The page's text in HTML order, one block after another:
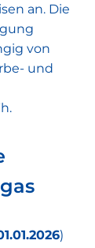
an. Die
von
und
)